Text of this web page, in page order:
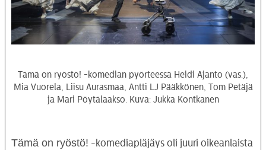
Tämä on ryöstö! -komedian pyörteessä Heidi Ajanto (vas.),
Mia Vuorela, Liisu Aurasmaa, Antti LJ Pääkkönen, Tom Petäjä
ja Mari Pöytälaakso. Kuva: Jukka Kontkanen
Tämä on ryöstö! -komediapläjäys oli juuri oikeanlaista